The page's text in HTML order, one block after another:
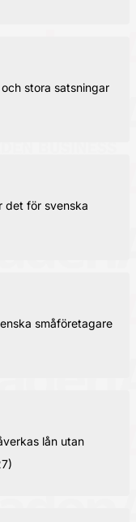
stora satsningar
det för svenska
småföretagare
lån utan